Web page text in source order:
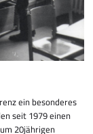
ein besonderes
seit 1979 einen
20jährigen